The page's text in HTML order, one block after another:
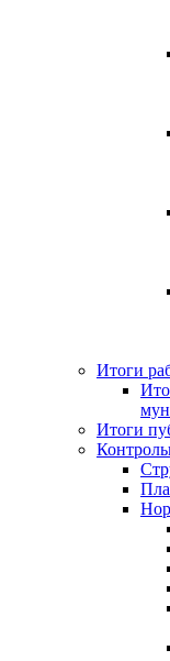
Итоги
Итоги